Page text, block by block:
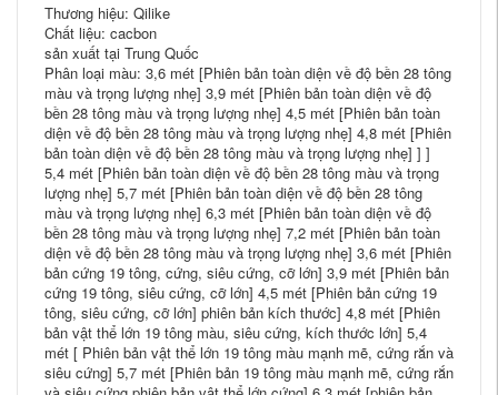
Thương hiệu: Qilike
Chất liệu: cacbon
sản xuất tại Trung Quốc
Phân loại màu: 3,6 mét [Phiên bản toàn diện về độ bền 28 tông
màu và trọng lượng nhẹ] 3,9 mét [Phiên bản toàn diện về độ
bền 28 tông màu và trọng lượng nhẹ] 4,5 mét [Phiên bản toàn
diện về độ bền 28 tông màu và trọng lượng nhẹ] 4,8 mét [Phiên
bản toàn diện về độ bền 28 tông màu và trọng lượng nhẹ] ] ]
5,4 mét [Phiên bản toàn diện về độ bền 28 tông màu và trọng
lượng nhẹ] 5,7 mét [Phiên bản toàn diện về độ bền 28 tông
màu và trọng lượng nhẹ] 6,3 ​​mét [Phiên bản toàn diện về độ
bền 28 tông màu và trọng lượng nhẹ] 7,2 mét [Phiên bản toàn
diện về độ bền 28 tông màu và trọng lượng nhẹ] 3,6 mét [Phiên
bản cứng 19 tông, cứng, siêu cứng, cỡ lớn] 3,9 mét [Phiên bản
cứng 19 tông, siêu cứng, cỡ lớn] 4,5 mét [Phiên bản cứng 19
tông, siêu cứng, cỡ lớn] phiên bản kích thước] 4,8 mét [Phiên
bản vật thể lớn 19 tông màu, siêu cứng, kích thước lớn] 5,4
mét [ Phiên bản vật thể lớn 19 tông màu mạnh mẽ, cứng rắn và
siêu cứng] 5,7 mét [Phiên bản 19 tông màu mạnh mẽ, cứng rắn